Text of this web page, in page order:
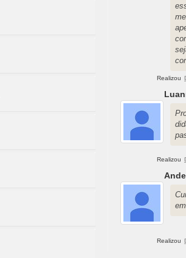
Realizou
Realizou
Realizou